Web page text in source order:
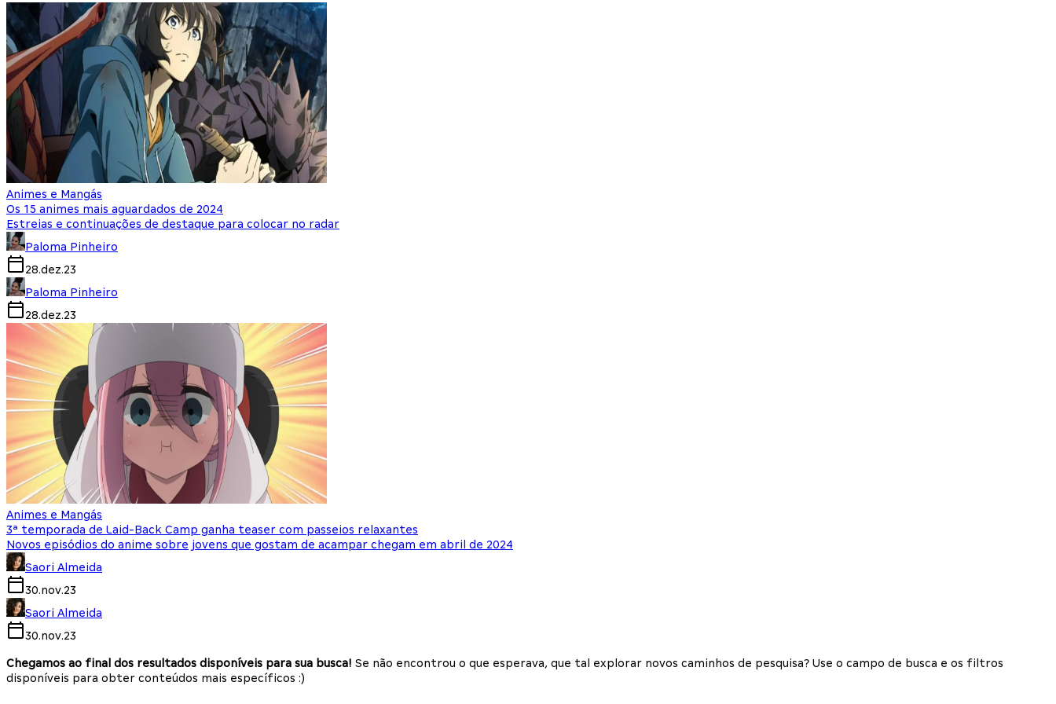
Animes e Mangás
Os 15 animes mais aguardados de 2024
Estreias e continuações de destaque para colocar no radar
Paloma Pinheiro
28.dez.23
Paloma Pinheiro
28.dez.23
Animes e Mangás
3ª temporada de Laid-Back Camp ganha teaser com passeios relaxantes
Novos episódios do anime sobre jovens que gostam de acampar chegam em abril de 2024
Saori Almeida
30.nov.23
Saori Almeida
30.nov.23
Chegamos ao final dos resultados disponíveis para sua busca! Se não encontrou o que esperava, que tal explorar novos caminhos de pesquisa? Use o campo de busca e os filtros
disponíveis para obter conteúdos mais específicos :)